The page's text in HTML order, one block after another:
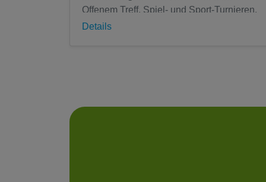
Offenem Treff, Spiel- und Sport-Turnieren,
Koch- und Bastelangeboten, Ausflügen,
Details